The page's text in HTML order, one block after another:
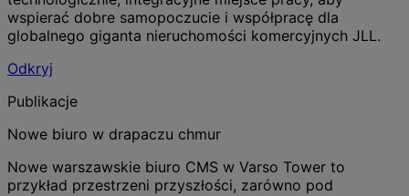
wspierać dobre samopoczucie i współpracę dla
globalnego giganta nieruchomości komercyjnych JLL.
Odkryj
Publikacje
Nowe biuro w drapaczu chmur
Nowe warszawskie biuro CMS w Varso Tower to
przykład przestrzeni przyszłości, zarówno pod